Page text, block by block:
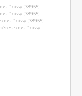
Poissy (78955)
Poissy (78955)
Poissy (78955)
sous-Poissy